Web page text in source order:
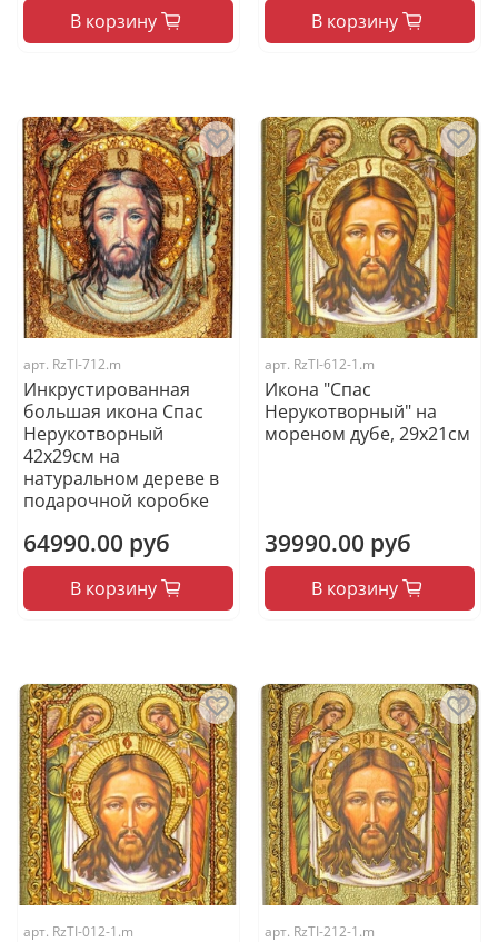
В корзину В корзину
арт. RzTI-712.m
Инкрустированная
большая икона Спас
Нерукотворный
42х29см на
натуральном дереве в
подарочной коробке
64990.00 руб
В корзину
арт. RzTI-612-1.m
Икона "Спас
Нерукотворный" на
мореном дубе, 29х21см
39990.00 руб
В корзину
арт. RzTI-012-1.m арт. RzTI-212-1.m